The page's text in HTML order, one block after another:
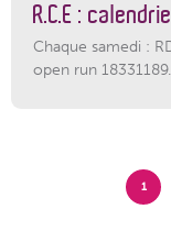
R.C.E :
Chaque samedi :
open run 18331189...
1